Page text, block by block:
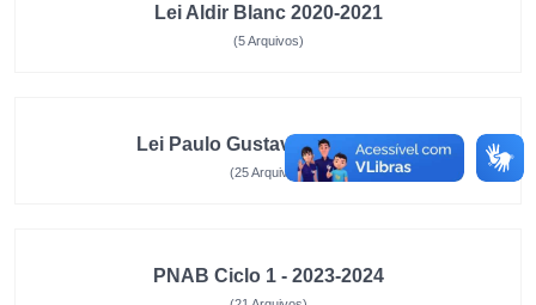
Lei Aldir Blanc 2020-2021
(5 Arquivos)
Lei Paulo Gustavo 2023-2024
(25 Arquivos)
PNAB Ciclo 1 - 2023-2024